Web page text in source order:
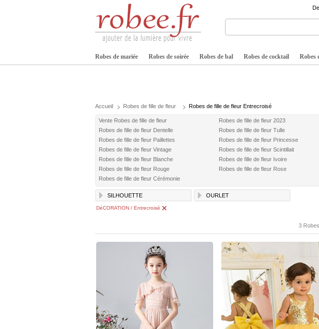
Robes de mariée Robes de soirée Robes de bal Robes de cocktail Robes
Accueil Robes de fille de fleur Robes de fille de fleur Entrecroisé
Vente Robes de fille de fleur Robes de fille de fleur 2023
Robes de fille de fleur Dentelle
Robes de fille de fleur Tulle
Robes de fille de fleur Paillettes
Robes de fille de fleur Princesse
Robes de fille de fleur Vintage
Robes de fille de fleur Scintillait
Robes de fille de fleur Blanche
Robes de fille de fleur Ivoire
Robes de fille de fleur Rouge
Robes de fille de fleur Rose
Robes de fille de fleur Cérémonie
SILHOUETTE OURLET
DéCORATION / Entrecroisé
3